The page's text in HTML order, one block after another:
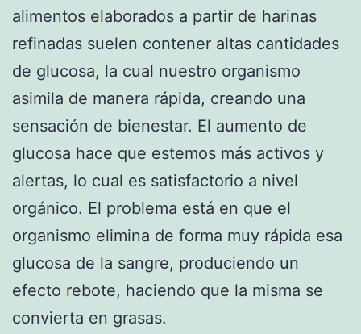
alimentos elaborados a partir de harinas
refinadas suelen contener altas cantidades
de glucosa, la cual nuestro organismo
asimila de manera rápida, creando una
sensación de bienestar. El aumento de
glucosa hace que estemos más activos y
alertas, lo cual es satisfactorio a nivel
orgánico. El problema está en que el
organismo elimina de forma muy rápida esa
glucosa de la sangre, produciendo un
efecto rebote, haciendo que la misma se
convierta en grasas.